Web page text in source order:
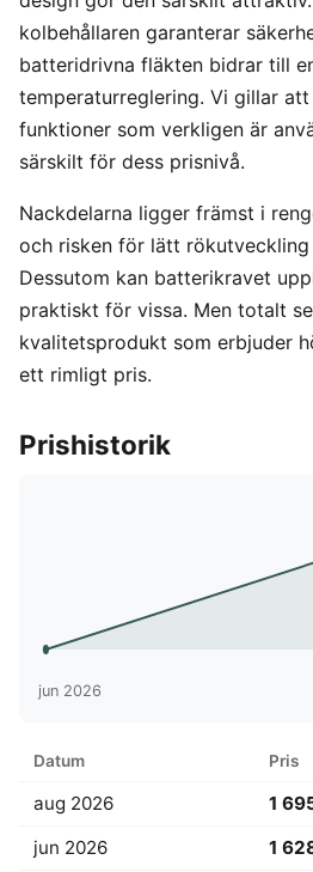
kolbehållaren garanterar
batteridrivna fläkten bidrar till
temperaturreglering. Vi gillar att
funktioner som verkligen är
särskilt för dess prisnivå.
Nackdelarna ligger främst i
och risken för lätt
Dessutom kan batterikravet
praktiskt för vissa. Men totalt
kvalitetsprodukt som erbjuder
ett rimligt pris.
Prishistorik
jun 2026
Datum Pris
aug 2026
1
jun 2026
1